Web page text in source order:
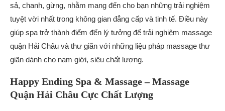
sả, chanh, gừng, nhằm mang đến cho bạn những trải nghiệm
tuyệt vời nhất trong không gian đẳng cấp và tinh tế. Điều này
giúp spa trở thành điểm đến lý tưởng để trải nghiệm massage
quận Hải Châu và thư giãn với những liệu pháp massage thư
giãn dành cho nam giới, siêu chất lượng.
Happy Ending Spa & Massage – Massage
Quận Hải Châu Cực Chất Lượng